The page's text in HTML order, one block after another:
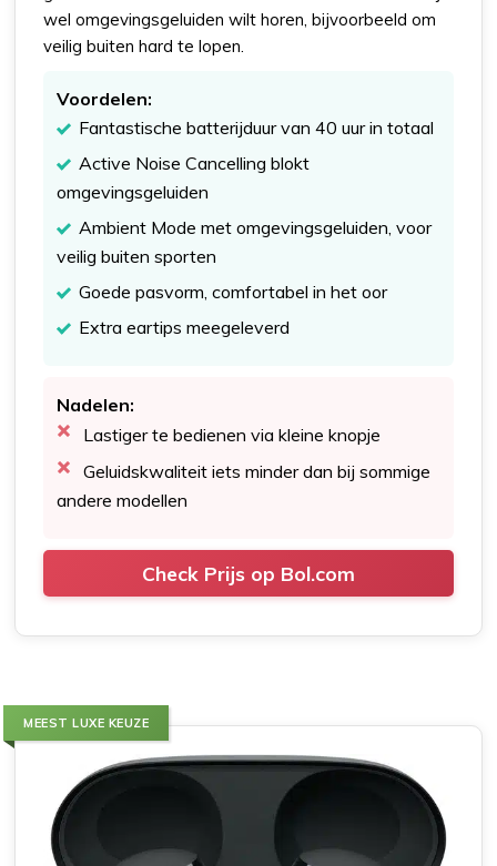
wel omgevingsgeluiden wilt horen, bijvoorbeeld om
veilig buiten hard te lopen.
Voordelen:
Fantastische batterijduur van 40 uur in totaal
Active Noise Cancelling blokt
omgevingsgeluiden
Ambient Mode met omgevingsgeluiden, voor
veilig buiten sporten
Goede pasvorm, comfortabel in het oor
Extra eartips meegeleverd
Nadelen:
Lastiger te bedienen via kleine knopje
Geluidskwaliteit iets minder dan bij sommige
andere modellen
Check Prijs op Bol.com
MEEST LUXE KEUZE